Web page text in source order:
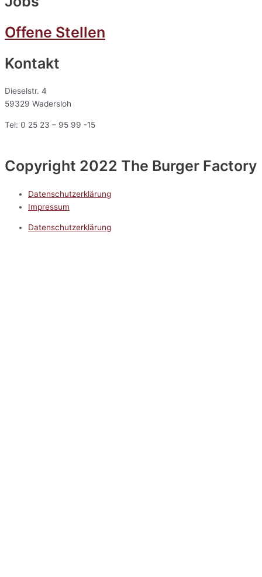
Offene Stellen
Kontakt
Dieselstr. 4
59329 Wadersloh
Tel: 0 25 23 – 95 99 -15
Copyright 2022 The Burger Factory
Datenschutzerklärung
Impressum
Datenschutzerklärung